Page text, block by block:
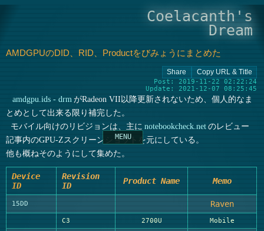
Coelacanth's
Dream
AMDGPUのDID、RID、Productをびみょうにまとめた
Post: 2019-11-22 02:22:24
Update: 2021-12-07 08:25:45
amdgpu.ids - drm がRadeon VII以降更新されないため、個人的なま
とめとして出来る限り補完した。
モバイル向けのリビジョンは、主に notebookcheck.net のレビュー
記事内のGPU-Zスクリーンショットを元にしている。
他も概ねそのようにして集めた。
Device
ID
Revision
ID
Product Name Memo
15DD Raven
C3 2700U
Mobile